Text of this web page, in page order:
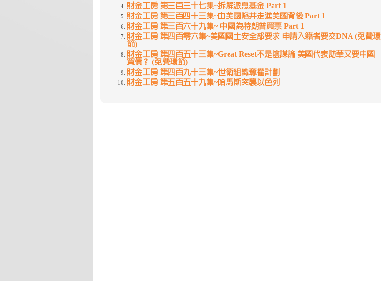
財金工房 第三百三十七集~拆解派息基金 Part 1
財金工房 第三百四十三集~由美國陷井走進美國背後 Part 1
財金工房 第三百六十九集~ 中國為特朗普買票 Part 1
財金工房 第四百零六集~美國國土安全部要求 申請入籍者要交DNA (免費環
節)
財金工房 第四百五十三集~Great Reset不是陰謀論 美國代表訪華又要中國
買債？ (免費環節)
財金工房 第四百九十三集~世衛組織奪權計劃
財金工房 第五百五十九集~哈馬斯突襲以色列